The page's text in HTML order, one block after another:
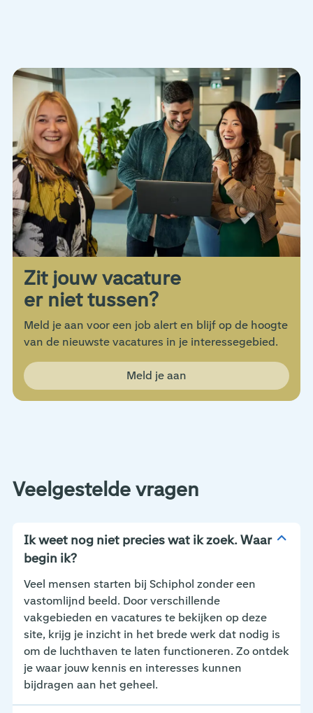
Zit jouw vacature
er niet tussen?
Meld je aan voor een job alert en blijf op de hoogte
van de nieuwste vacatures in je interessegebied.
Meld je aan
Veelgestelde vragen
Ik weet nog niet precies wat ik zoek. Waar
begin ik?
Veel mensen starten bij Schiphol zonder een
vastomlijnd beeld. Door verschillende
vakgebieden en vacatures te bekijken op deze
site, krijg je inzicht in het brede werk dat nodig is
om de luchthaven te laten functioneren. Zo ontdek
je waar jouw kennis en interesses kunnen
bijdragen aan het geheel.